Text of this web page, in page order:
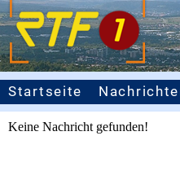
Seitennavigation
Startseite
Keine Nachricht gefunden!